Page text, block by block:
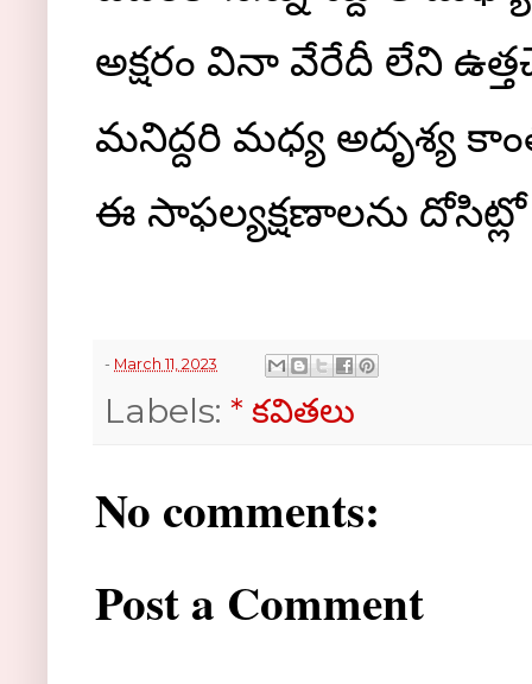
అక్షరం వినా వేరేదీ లేని
మనిద్దరి మధ్య అదృశ్య
ఈ సాఫల్యక్షణాలను
- March 11, 2023
Labels: * కవితలు
No comments:
Post a Comment